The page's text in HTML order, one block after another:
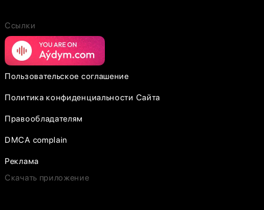
Ссылки
Пользовательское соглашение
Политика конфиденциальности Сайта
Правообладателям
DMCA complain
Реклама
Скачать приложение